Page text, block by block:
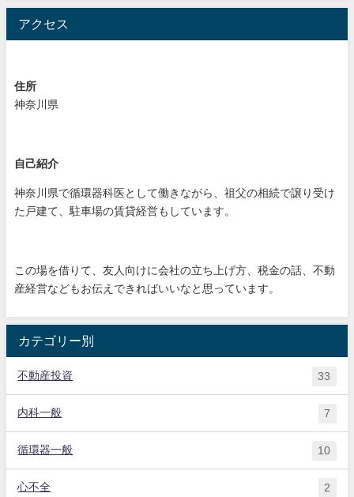
アクセス
住所
神奈川県
自己紹介
神奈川県で循環器科医として働きながら、祖父の相続で譲り受け
た戸建て、駐車場の賃貸経営もしています。
この場を借りて、友人向けに会社の立ち上げ方、税金の話、不動
産経営などもお伝えできればいいなと思っています。
カテゴリー別
不動産投資 33
内科一般 7
循環器一般 10
心不全 2